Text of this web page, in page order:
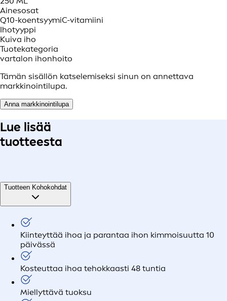
Ainesosat
Q10-koentsyymiC-vitamiini
Ihotyyppi
Kuiva iho
Tuotekategoria
vartalon ihonhoito
Tämän sisällön katselemiseksi sinun on annettava
markkinointilupa.
Anna markkinointilupa
Lue lisää
tuotteesta
Tuotteen Kohokohdat
Kiinteyttää ihoa ja parantaa ihon kimmoisuutta 10
päivässä
Kosteuttaa ihoa tehokkaasti 48 tuntia
Miellyttävä tuoksu